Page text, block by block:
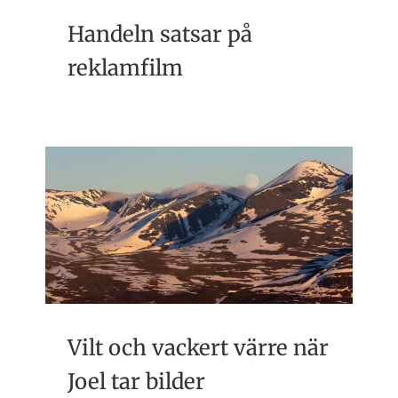
Handeln satsar på
reklamfilm
Vilt och vackert värre när
Joel tar bilder